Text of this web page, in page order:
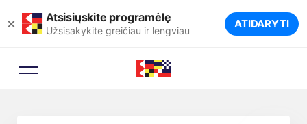
× Atsisiųskite programėlę
Užsisakykite greičiau ir lengviau ATIDARYTI